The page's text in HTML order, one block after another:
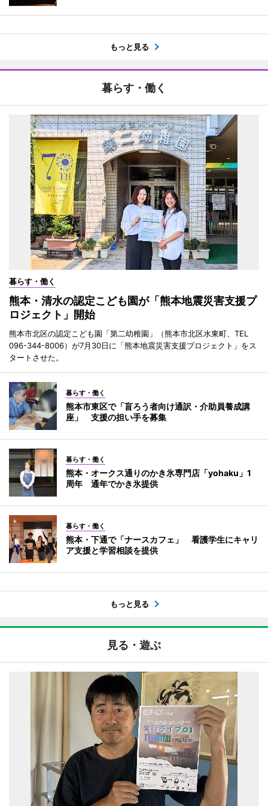
もっと見る
暮らす・働く
暮らす・働く
熊本・清水の認定こども園が「熊本地震災害支援プ
ロジェクト」開始
熊本市北区の認定こども園「第二幼稚園」（熊本市北区水東町、TEL
096-344-8006）が7月30日に「熊本地震災害支援プロジェクト」をス
タートさせた。
暮らす・働く
熊本市東区で「盲ろう者向け通訳・介助員養成講
座」 支援の担い手を募集
暮らす・働く
熊本・オークス通りのかき氷専門店「yohaku」1
周年 通年でかき氷提供
暮らす・働く
熊本・下通で「ナースカフェ」 看護学生にキャリ
ア支援と学習相談を提供
もっと見る
見る・遊ぶ